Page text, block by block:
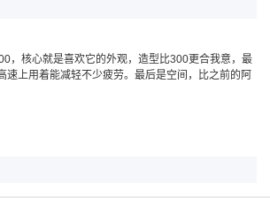
，核心就是喜欢它的外观，造型比300更合我意，最
上用着能减轻不少疲劳。最后是空间，比之前的阿